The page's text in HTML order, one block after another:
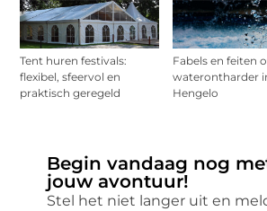
Tent huren festivals:
flexibel, sfeervol en
praktisch geregeld
Fabels en feiten
waterontharder
Hengelo
Begin vandaag nog
jouw avontuur!
Stel het niet langer uit en